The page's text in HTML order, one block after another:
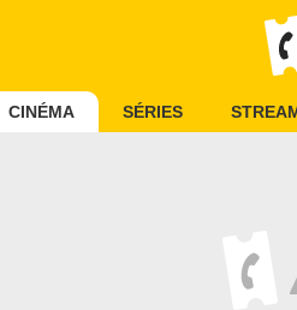
CINÉMA SÉRIES